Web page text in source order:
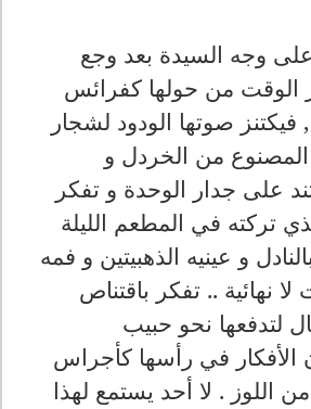
وجه السيدة بعد وجع
الوقت من حولها كفرائس
صوتها الودود لشجار
من الخردل و
على جدار الوحدة و تفكر
تركته في المطعم الليلة
و عينيه الذهبيتين و فمه
لا نهائية .. تفكر باقتناص
لتدفعها نحو حبيب
الأفكار في رأسها كأجراس
اللوز . لا أحد يستمع لهذا